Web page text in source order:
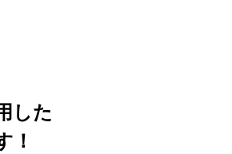
んを使用した
！